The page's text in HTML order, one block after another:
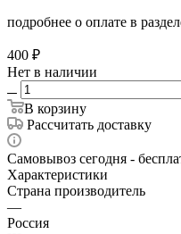
подробнее о оплате в
400 ₽
Нет в наличии
В корзину
Рассчитать доставку
Самовывоз сегодня -
Характеристики
Страна производитель
—
Россия